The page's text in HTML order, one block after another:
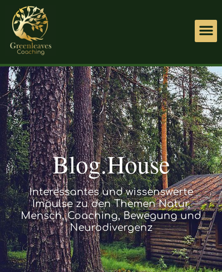
Blog.House
Interessantes und wissenswerte
Impulse zu den Themen Natur,
Mensch, Coaching, Bewegung und
Neurodivergenz